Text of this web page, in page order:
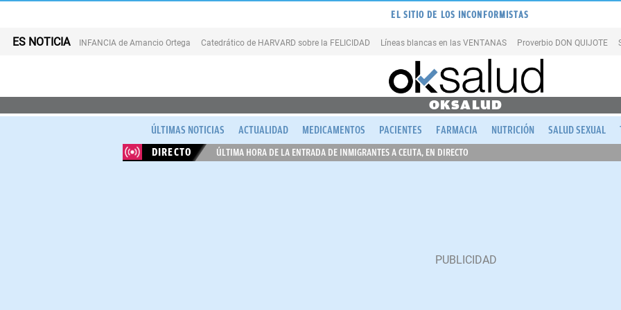
EL SITIO DE LOS INCONFORMISTAS
ES NOTICIA INFANCIA de Amancio Ortega Catedrático de HARVARD sobre la FELICIDAD Líneas blancas en las VENTANAS Proverbio DON QUIJOTE
OKSALUD
ÚLTIMAS NOTICIAS ACTUALIDAD MEDICAMENTOS PACIENTES FARMACIA NUTRICIÓN SALUD SEXUAL
DIRECTO
ÚLTIMA HORA DE LA ENTRADA DE INMIGRANTES A CEUTA, EN DIRECTO